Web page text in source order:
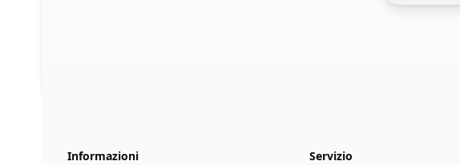
Informazioni
Servizio